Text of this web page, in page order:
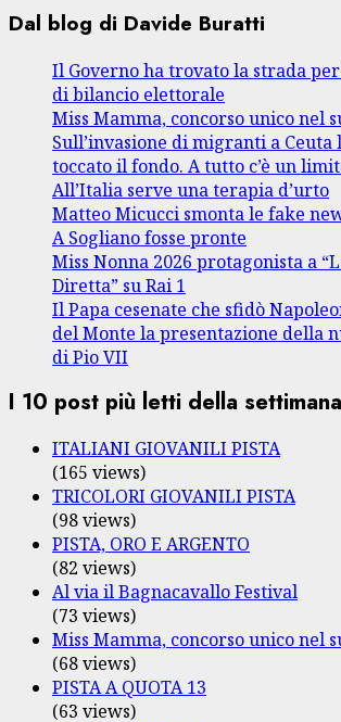
Dal blog di Davide Buratti
Il Governo ha trovato la strada
di bilancio elettorale
Miss Mamma, concorso unico nel
Sull’invasione di migranti a Ceuta
toccato il fondo. A tutto c’è un
All’Italia serve una terapia d’urto
Matteo Micucci smonta le fake
A Sogliano fosse pronte
Miss Nonna 2026 protagonista a
Diretta” su Rai 1
Il Papa cesenate che sfidò
del Monte la presentazione della
di Pio VII
I 10 post più letti della settimana
ITALIANI GIOVANILI PISTA
(165 views)
TRICOLORI GIOVANILI PISTA
(98 views)
PISTA, ORO E ARGENTO
(82 views)
Al via il Bagnacavallo Festival
(73 views)
Miss Mamma, concorso unico nel
(68 views)
PISTA A QUOTA 13
(63 views)